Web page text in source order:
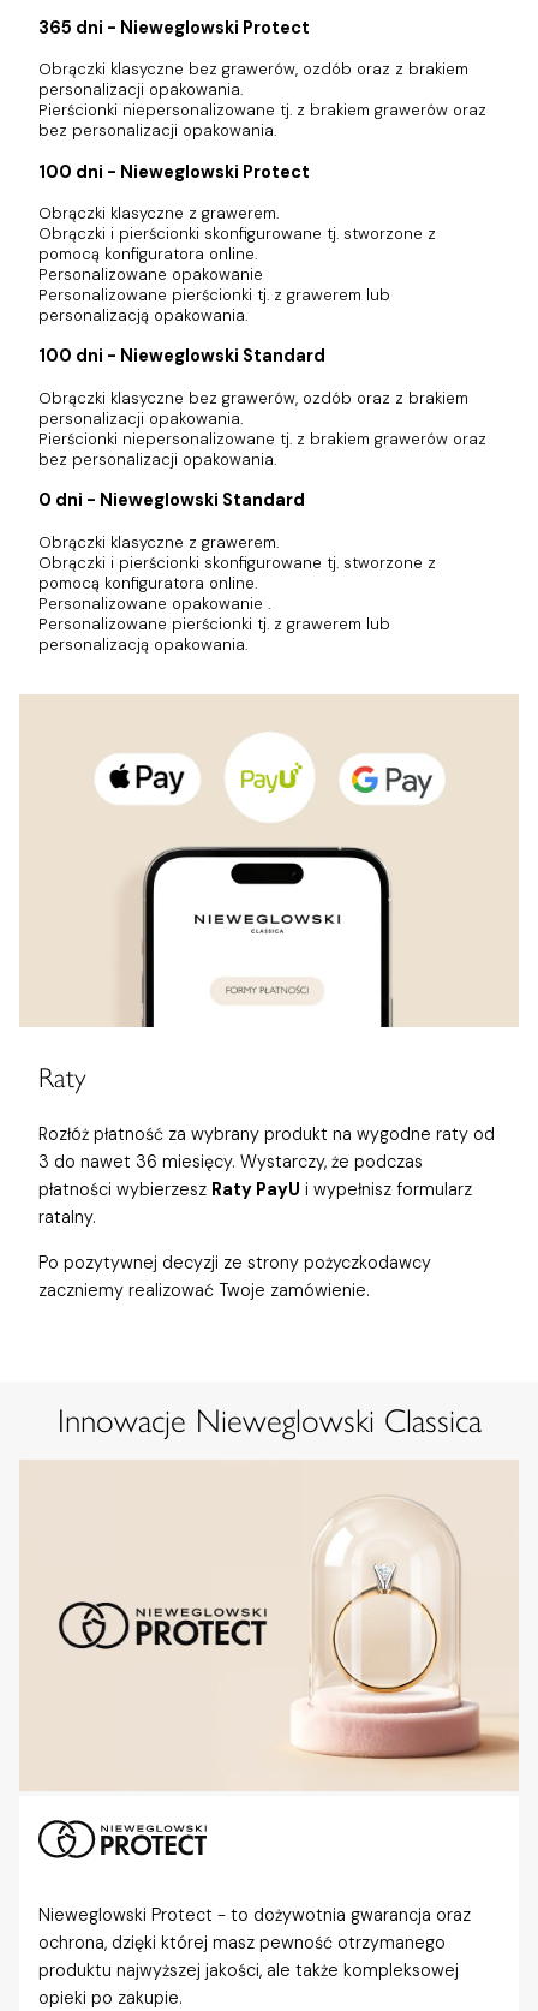
365 dni - Nieweglowski Protect
Obrączki klasyczne bez grawerów, ozdób oraz z brakiem
personalizacji opakowania.
Pierścionki niepersonalizowane tj. z brakiem grawerów oraz
bez personalizacji opakowania.
100 dni - Nieweglowski Protect
Obrączki klasyczne z grawerem.
Obrączki i pierścionki skonfigurowane tj. stworzone z
pomocą konfiguratora online.
Personalizowane opakowanie
Personalizowane pierścionki tj. z grawerem lub
personalizacją opakowania.
100 dni - Nieweglowski Standard
Obrączki klasyczne bez grawerów, ozdób oraz z brakiem
personalizacji opakowania.
Pierścionki niepersonalizowane tj. z brakiem grawerów oraz
bez personalizacji opakowania.
0 dni - Nieweglowski Standard
Obrączki klasyczne z grawerem.
Obrączki i pierścionki skonfigurowane tj. stworzone z
pomocą konfiguratora online.
Personalizowane opakowanie .
Personalizowane pierścionki tj. z grawerem lub
personalizacją opakowania.
Raty
Rozłóż płatność za wybrany produkt na wygodne raty od
3 do nawet 36 miesięcy. Wystarczy, że podczas
płatności wybierzesz Raty PayU i wypełnisz formularz
ratalny.
Po pozytywnej decyzji ze strony pożyczkodawcy
zaczniemy realizować Twoje zamówienie.
Innowacje Nieweglowski Classica
Nieweglowski Protect - to dożywotnia gwarancja oraz
ochrona, dzięki której masz pewność otrzymanego
produktu najwyższej jakości, ale także kompleksowej
opieki po zakupie.